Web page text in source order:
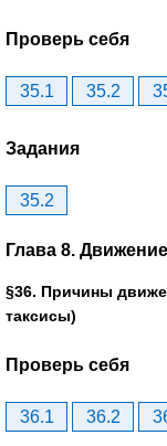
Проверь себя
35.1 35.2
Задания
35.2
Глава 8. Движение
§36. Причины
таксисы)
Проверь себя
36.1 36.2